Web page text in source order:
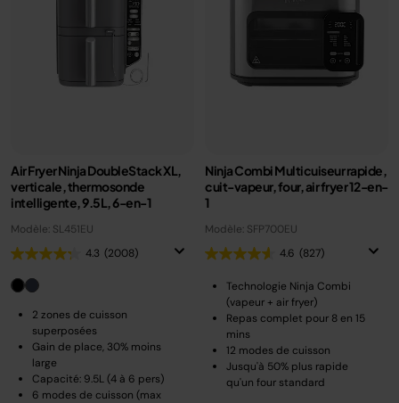
Air Fryer Ninja DoubleStack XL,
verticale, thermosonde
intelligente, 9.5L, 6-en-1
Modèle: SL451EU
4.3 (2008)
2 zones de cuisson
superposées
Gain de place, 30% moins
large
Capacité: 9.5L (4 à 6 pers)
6 modes de cuisson (max
Ninja Combi Multicuiseur rapide,
cuit-vapeur, four, air fryer 12-en-
1
Modèle: SFP700EU
4.6 (827)
Technologie Ninja Combi
(vapeur + air fryer)
Repas complet pour 8 en 15
mins
12 modes de cuisson
Jusqu'à 50% plus rapide
qu'un four standard